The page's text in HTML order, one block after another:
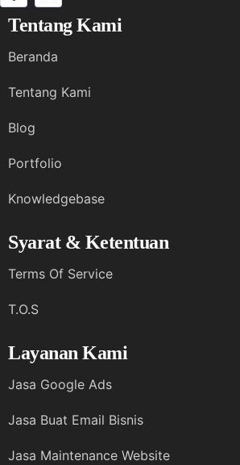
Tentang Kami
Beranda
Tentang Kami
Blog
Portfolio
Knowledgebase
Syarat & Ketentuan
Terms Of Service
T.O.S
Layanan Kami
Jasa Google Ads
Jasa Buat Email Bisnis
Jasa Maintenance Website